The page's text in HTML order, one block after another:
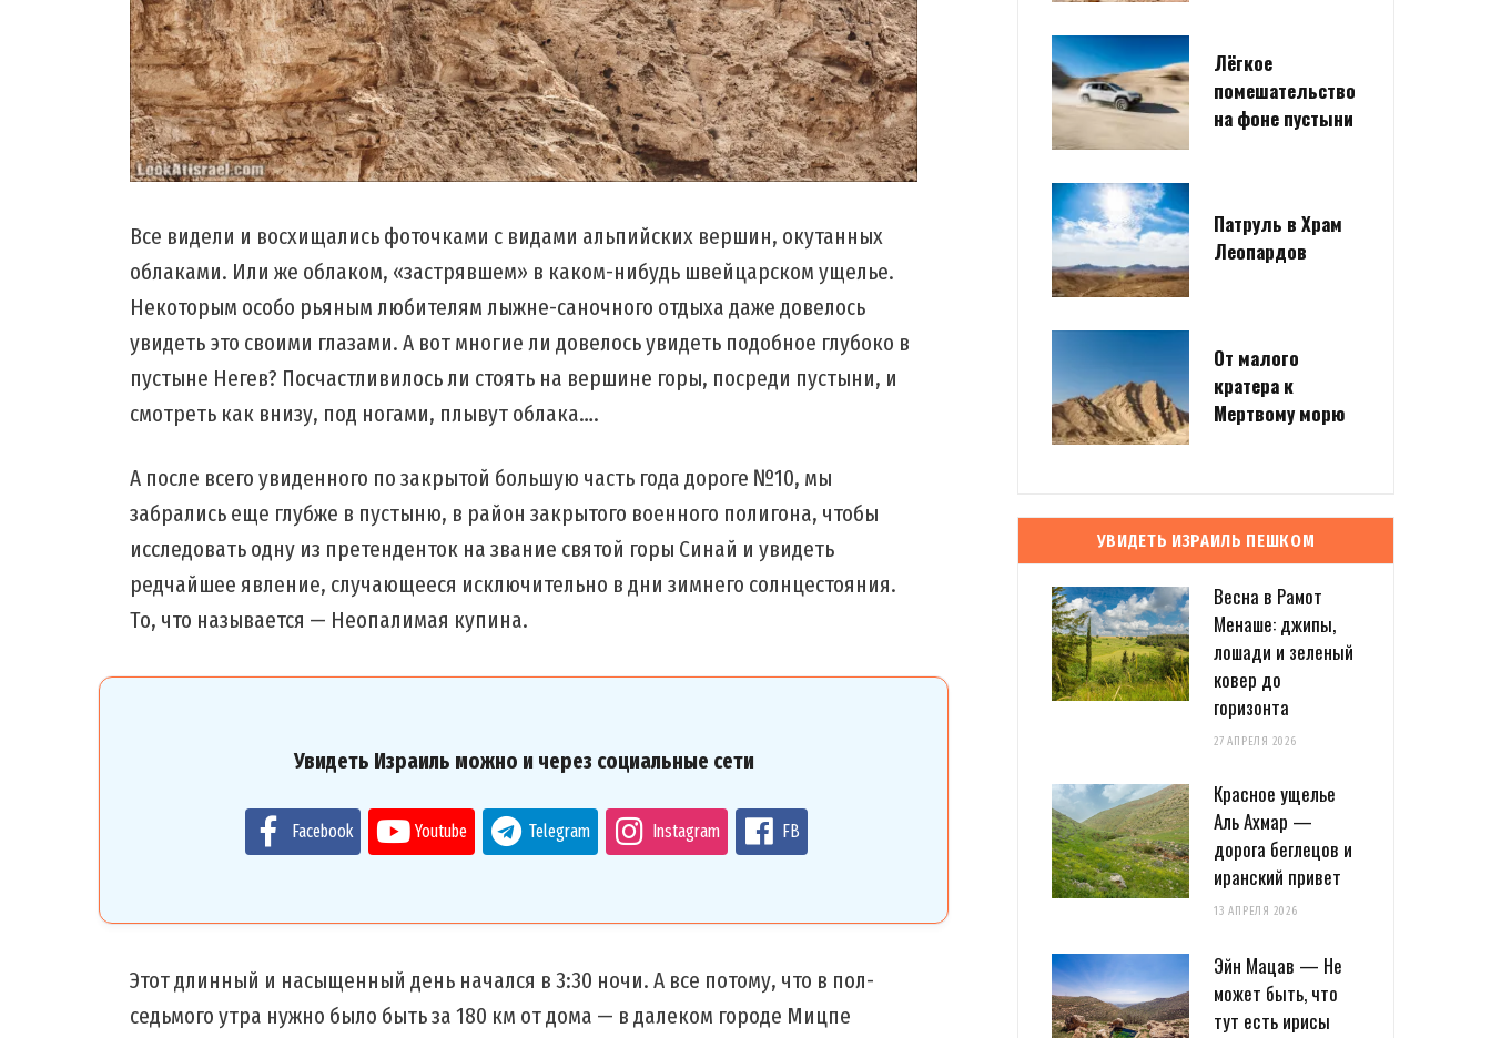
Все видели и восхищались фоточками с видами альпийских вершин, окутанных
облаками. Или же облаком, «застрявшем» в каком-нибудь швейцарском ущелье.
Некоторым особо рьяным любителям лыжне-саночного отдыха даже довелось
увидеть это своими глазами. А вот многие ли довелось увидеть подобное глубоко в
пустыне Негев? Посчастливилось ли стоять на вершине горы, посреди пустыни, и
смотреть как внизу, под ногами, плывут облака….
А после всего увиденного по закрытой большую часть года дороге №10, мы
забрались еще глубже в пустыню, в район закрытого военного полигона, чтобы
исследовать одну из претенденток на звание святой горы Синай и увидеть
редчайшее явление, случающееся исключительно в дни зимнего солнцестояния.
То, что называется — Неопалимая купина.
Увидеть Израиль можно и через социальные сети
Facebook Youtube Telegram Instagram FB
Этот длинный и насыщенный день начался в 3:30 ночи. А все потому, что в пол-
седьмого утра нужно было быть за 180 км от дома — в далеком городе Мицпе
Лёгкое
помешательство
на фоне пустыни
Патруль в Храм
Леопардов
От малого
кратера к
Мертвому морю
УВИДЕТЬ ИЗРАИЛЬ ПЕШКОМ
Весна в Рамот
Менаше: джипы,
лошади и зеленый
ковер до
горизонта
27 АПРЕЛЯ 2026
Красное ущелье
Аль Ахмар —
дорога беглецов и
иранский привет
13 АПРЕЛЯ 2026
Эйн Мацав — Не
может быть, что
тут есть ирисы